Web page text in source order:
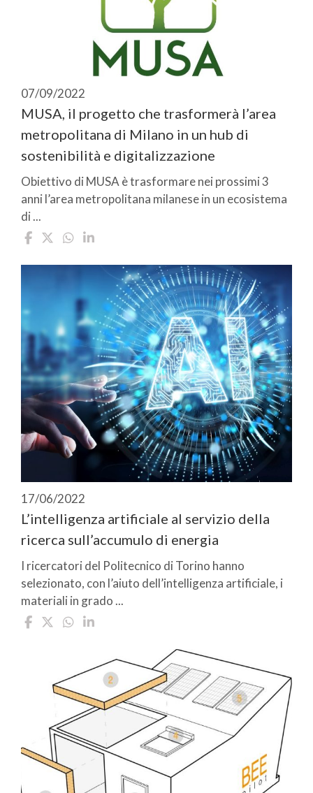
07/09/2022
MUSA, il progetto che trasformerà l’area
metropolitana di Milano in un hub di
sostenibilità e digitalizzazione
Obiettivo di MUSA è trasformare nei prossimi 3
anni l’area metropolitana milanese in un ecosistema
di ...
17/06/2022
L’intelligenza artificiale al servizio della
ricerca sull’accumulo di energia
I ricercatori del Politecnico di Torino hanno
selezionato, con l’aiuto dell’intelligenza artificiale, i
materiali in grado ...